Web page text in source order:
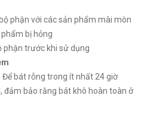
phận với các sản phẩm mài mòn
bị hỏng
phận trước khi sử dụng
bát rỗng trong ít nhất 24 giờ
đảm bảo rằng bát khô hoàn toàn ở